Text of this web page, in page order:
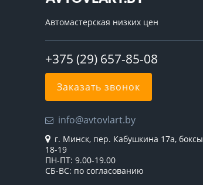
Автомастерская низких цен
+375 (29) 657-85-08
Заказать звонок
info@avtovlart.by
г. Минск, пер. Кабушкина 17а, боксы
18-19
ПН-ПТ: 9.00-19.00
СБ-ВС: по согласованию